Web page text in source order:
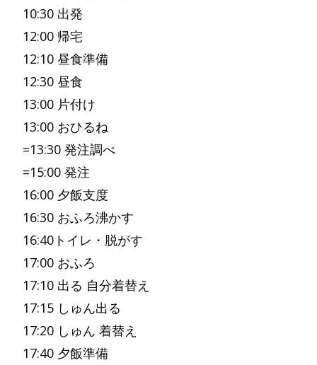
10:30 出発
12:00 帰宅
12:10 昼食準備
12:30 昼食
13:00 片付け
13:00 おひるね
=13:30 発注調べ
=15:00 発注
16:00 夕飯支度
16:30 おふろ沸かす
16:40トイレ・脱がす
17:00 おふろ
17:10 出る 自分着替え
17:15 しゅん出る
17:20 しゅん 着替え
17:40 夕飯準備